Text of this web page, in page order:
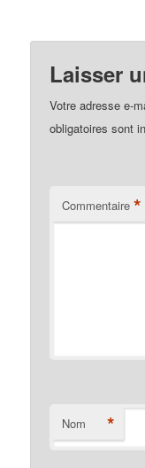
Laisser
Votre adresse e-
obligatoires sont
Commentaire *
Nom *